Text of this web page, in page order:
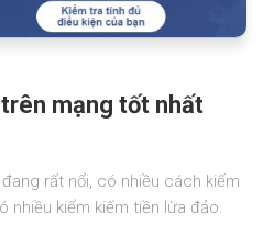
mạng tốt nhất
rất nổi, có nhiều cách kiếm
nhiều kiểm kiếm tiền lừa đảo.